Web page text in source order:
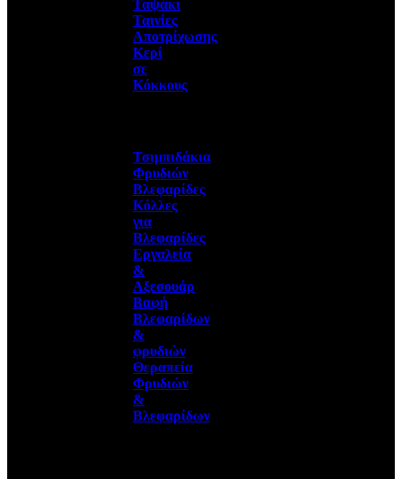
Ταψάκι
Ταινίες
Αποτρίχωσης
Κερί
σε
Κόκκους
Τσιμπιδάκια
Φρυδιών
Βλεφαρίδες
Κόλλες
για
Βλεφαρίδες
Εργαλεία
&
Αξεσουάρ
Βαφή
Βλεφαρίδων
&
φρυδιών
Θεραπεία
Φρυδιών
&
Βλεφαρίδων